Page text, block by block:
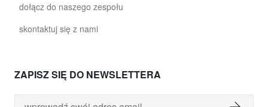
dołącz do naszego zespołu
skontaktuj się z nami
ZAPISZ SIĘ DO NEWSLETTERA